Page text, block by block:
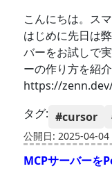
こんにちは。ス
はじめに先日は
バーをお試しで
ーの作り方を紹介
https://
タグ: #cursor
公開日: 2025-04-
MCPサーバーを